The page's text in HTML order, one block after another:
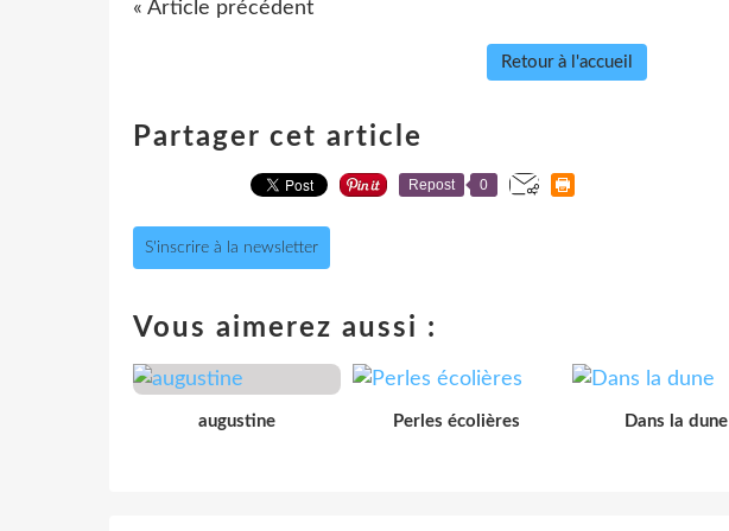
« Article précédent
Retour à l'accueil
Partager cet article
Repost 0
S'inscrire à la newsletter
Vous aimerez aussi :
augustine Perles écolières
Dans la dune